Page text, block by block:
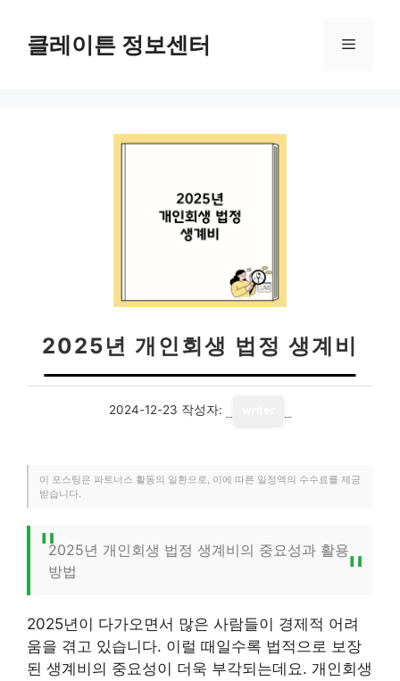
클레이튼 정보센터 메
2025년 개인회생 법정 생계비
2024-12-23 작성자:
이 포스팅은 파트너스 활동의 일환으로, 이에 따른 일정액의 수수료를 제공
받습니다.
2025년 개인회생 법정 생계비의 중요성과 활용
방법
2025년이 다가오면서 많은 사람들이 경제적 어려
움을 겪고 있습니다. 이럴 때일수록 법적으로 보장
된 생계비의 중요성이 더욱 부각되는데요. 개인회생